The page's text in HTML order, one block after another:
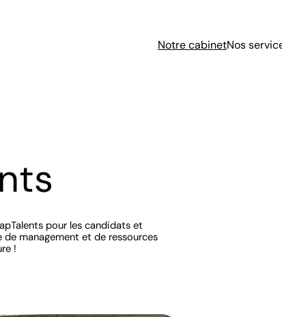
Notre cabinetNos
pour les candidats et
management et de ressources
!